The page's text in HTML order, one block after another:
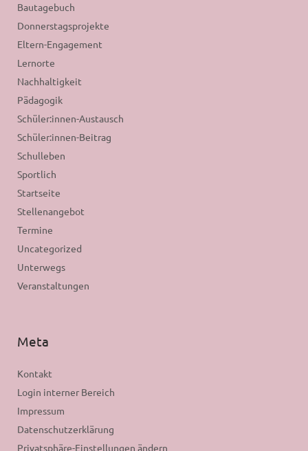
Bautagebuch
Donnerstagsprojekte
Eltern-Engagement
Lernorte
Nachhaltigkeit
Pädagogik
Schüler:innen-Austausch
Schüler:innen-Beitrag
Schulleben
Sportlich
Startseite
Stellenangebot
Termine
Uncategorized
Unterwegs
Veranstaltungen
Meta
Kontakt
Login interner Bereich
Impressum
Datenschutzerklärung
Privatsphäre-Einstellungen ändern